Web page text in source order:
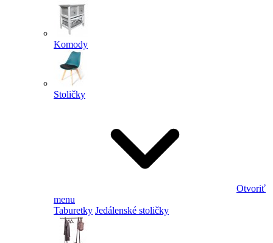
Komody
Stoličky
Otvoriť
menu
Taburetky Jedálenské stoličky